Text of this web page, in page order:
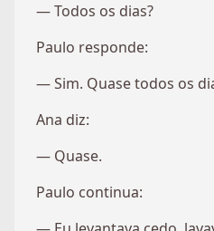
— Todos os dias?
Paulo responde:
— Sim. Quase todos os
Ana diz:
— Quase.
Paulo continua: